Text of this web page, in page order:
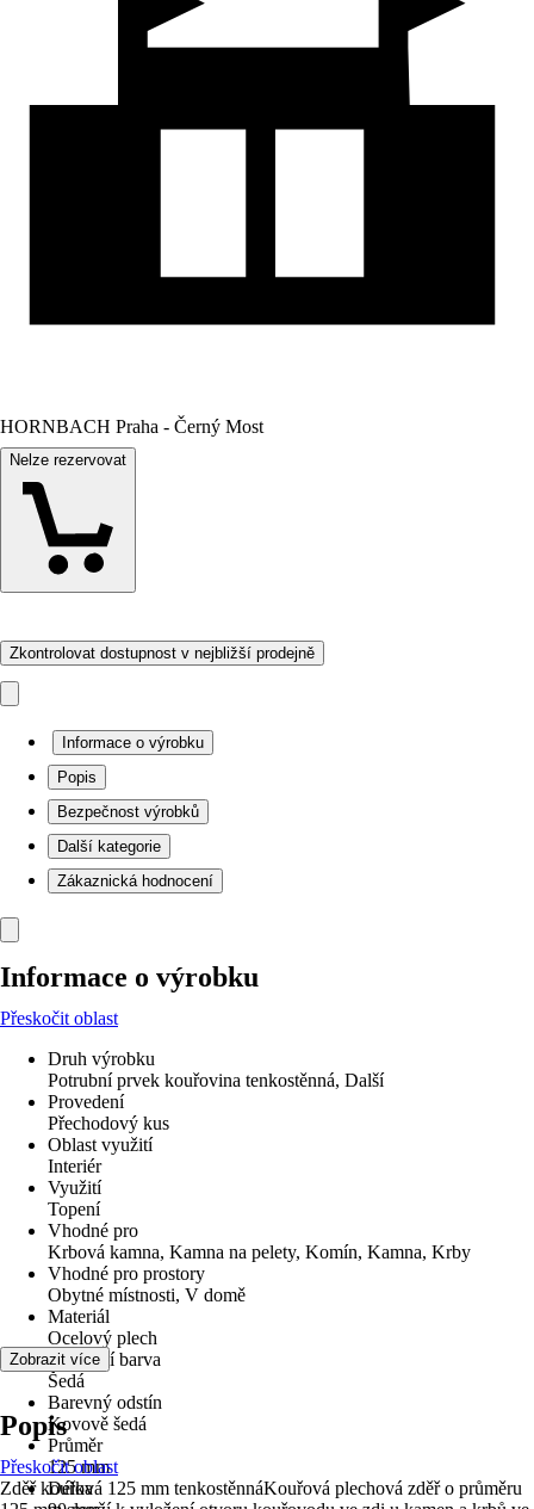
HORNBACH Praha - Černý Most
Nelze rezervovat
Zkontrolovat dostupnost v nejbližší prodejně
Informace o výrobku
Popis
Bezpečnost výrobků
Další kategorie
Zákaznická hodnocení
Informace o výrobku
Přeskočit oblast
Druh výrobku
Potrubní prvek kouřovina tenkostěnná, Další
Provedení
Přechodový kus
Oblast využití
Interiér
Využití
Topení
Vhodné pro
Krbová kamna, Kamna na pelety, Komín, Kamna, Krby
Vhodné pro prostory
Obytné místnosti, V domě
Materiál
Ocelový plech
Základní barva
Šedá
Barevný odstín
Kovově šedá
Průměr
125 mm
Délka
Zobrazit více
Popis
Přeskočit oblast
Zděř kouřová 125 mm tenkostěnnáKouřová plechová zděř o průměru